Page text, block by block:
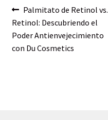
Post
navigation
Previous
post:
Palmitato de Retinol vs.
Retinol: Descubriendo el
Poder Antienvejecimiento
con Du Cosmetics